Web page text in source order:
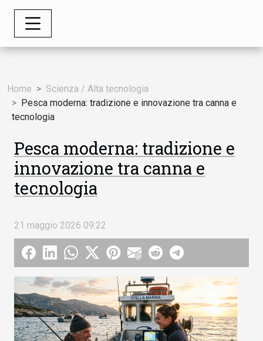
Home
Scienza / Alta tecnologia
Pesca moderna: tradizione e innovazione tra canna e
tecnologia
Pesca moderna: tradizione e
innovazione tra canna e
tecnologia
21 maggio 2026 09:22